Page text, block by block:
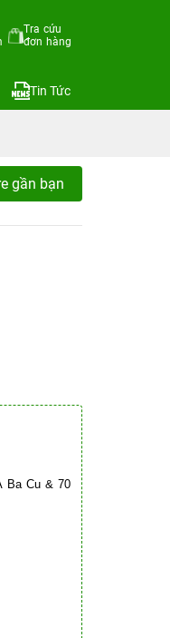
Tra cứu
đơn hàng
Tin Tức
gần bạn
Ba Cu & 70